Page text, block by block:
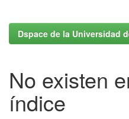
Dspace de la Universidad
No existen
índice